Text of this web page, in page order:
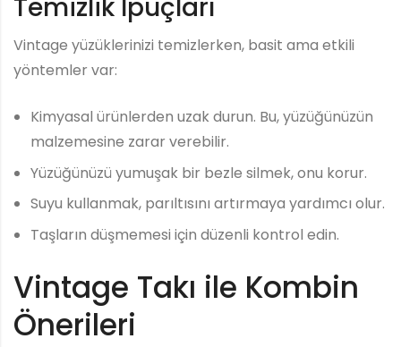
Temizlik İpuçları
Vintage yüzüklerinizi temizlerken, basit ama etkili
yöntemler var:
Kimyasal ürünlerden uzak durun. Bu, yüzüğünüzün
malzemesine zarar verebilir.
Yüzüğünüzü yumuşak bir bezle silmek, onu korur.
Suyu kullanmak, parıltısını artırmaya yardımcı olur.
Taşların düşmemesi için düzenli kontrol edin.
Vintage Takı ile Kombin
Önerileri